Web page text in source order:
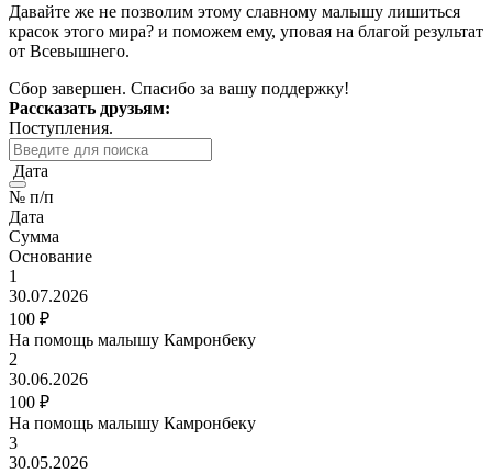
Давайте же не позволим этому славному малышу лишиться
красок этого мира? и поможем ему, уповая на благой результат
от Всевышнего.
Сбор завершен. Спасибо за вашу поддержку!
Рассказать друзьям:
Поступления.
Дата
№ п/п
Дата
Сумма
Основание
1
30.07.2026
100 ₽
На помощь малышу Камронбеку
2
30.06.2026
100 ₽
На помощь малышу Камронбеку
3
30.05.2026